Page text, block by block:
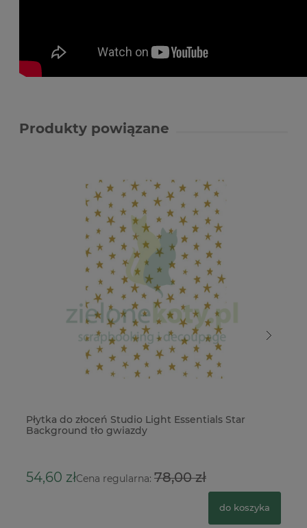
Produkty powiązane
Płytka do złoceń Studio Light Essentials Star
Background tło gwiazdy
54,60 złCena regularna: 78,00 zł
do koszyka